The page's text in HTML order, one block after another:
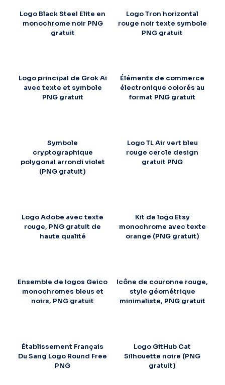
Logo Black Steel Elite en
monochrome noir PNG
gratuit
Logo Tron horizontal
rouge noir texte symbole
PNG gratuit
Logo principal de Grok Ai
avec texte et symbole
PNG gratuit
Éléments de commerce
électronique colorés au
format PNG gratuit
Symbole
cryptographique
polygonal arrondi violet
(PNG gratuit)
Logo TL Air vert bleu
rouge cercle design
gratuit PNG
Logo Adobe avec texte
rouge, PNG gratuit de
haute qualité
Kit de logo Etsy
monochrome avec texte
orange (PNG gratuit)
Ensemble de logos Geico
monochromes bleus et
noirs, PNG gratuit
Icône de couronne rouge,
style géométrique
minimaliste, PNG gratuit
Établissement Français
Du Sang Logo Round Free
PNG
Logo GitHub Cat
Silhouette noire (PNG
gratuit)